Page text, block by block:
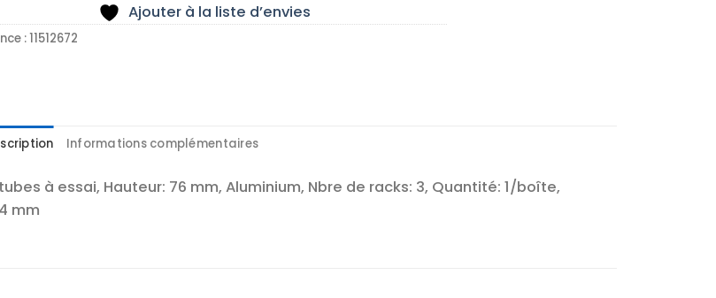
Ajouter à la liste d’envies
:11512672
Informations complémentaires
à essai, Hauteur: 76 mm, Aluminium, Nbre de racks: 3, Quantité: 1/boîte,
mm